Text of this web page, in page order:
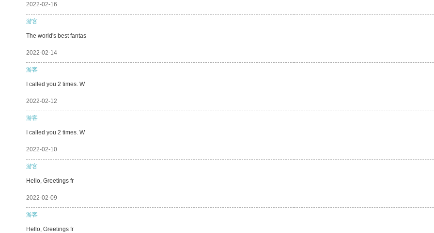
2022-02-16
游客
The world's best fantas
2022-02-14
游客
I called you 2 times. W
2022-02-12
游客
I called you 2 times. W
2022-02-10
游客
Hello, Greetings fr
2022-02-09
游客
Hello, Greetings fr